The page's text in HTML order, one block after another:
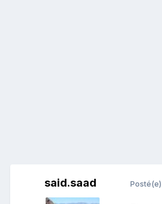
said.saad Posté(e)